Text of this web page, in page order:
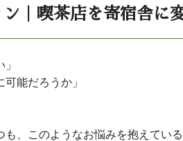
｜喫茶店を寄宿舎に
能だろうか」
、このようなお悩みを抱えてい